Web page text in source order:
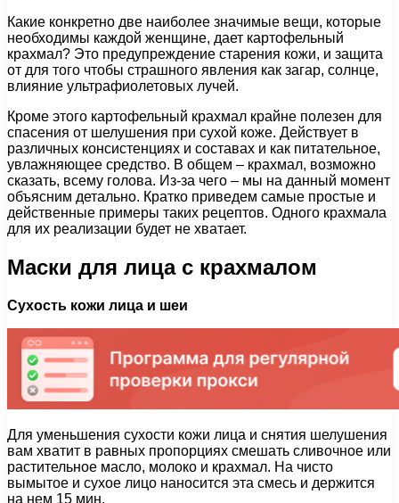
Какие конкретно две наиболее значимые вещи, которые
необходимы каждой женщине, дает картофельный
крахмал? Это предупреждение старения кожи, и защита
от для того чтобы страшного явления как загар, солнце,
влияние ультрафиолетовых лучей.
Кроме этого картофельный крахмал крайне полезен для
спасения от шелушения при сухой коже. Действует в
различных консистенциях и составах и как питательное,
увлажняющее средство. В общем – крахмал, возможно
сказать, всему голова. Из-за чего – мы на данный момент
объясним детально. Кратко приведем самые простые и
действенные примеры таких рецептов. Одного крахмала
для их реализации будет не хватает.
Маски для лица с крахмалом
Сухость кожи лица и шеи
Для уменьшения сухости кожи лица и снятия шелушения
вам хватит в равных пропорциях смешать сливочное или
растительное масло, молоко и крахмал. На чисто
вымытое и сухое лицо наносится эта смесь и держится
на нем 15 мин.